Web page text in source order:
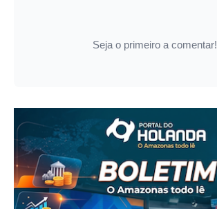
Seja o primeiro a comentar!